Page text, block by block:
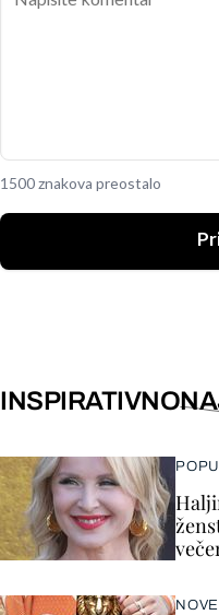
1500 znakova preostalo
INSPIRATIVNO